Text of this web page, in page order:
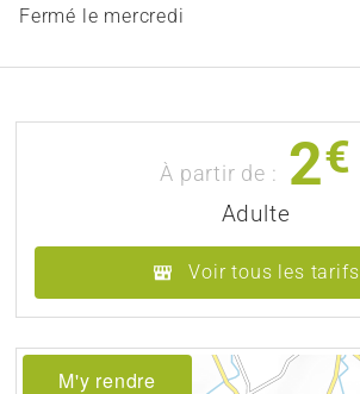
Fermé le mercredi
À partir de : 2€
Adulte
Voir tous les tarifs
M'y rendre